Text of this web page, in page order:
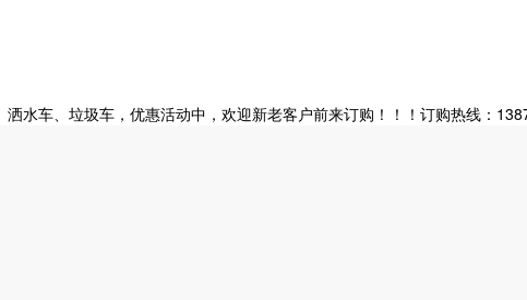
水车、垃圾车，优惠活动中，欢迎新老客户前来订购！！！订购热线：